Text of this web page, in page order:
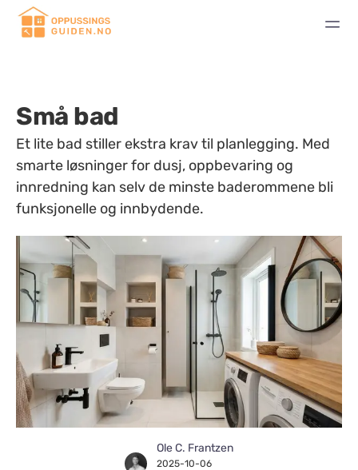
Små bad
Et lite bad stiller ekstra krav til planlegging. Med
smarte løsninger for dusj, oppbevaring og
innredning kan selv de minste baderommene bli
funksjonelle og innbydende.
Ole C. Frantzen
2025-10-06